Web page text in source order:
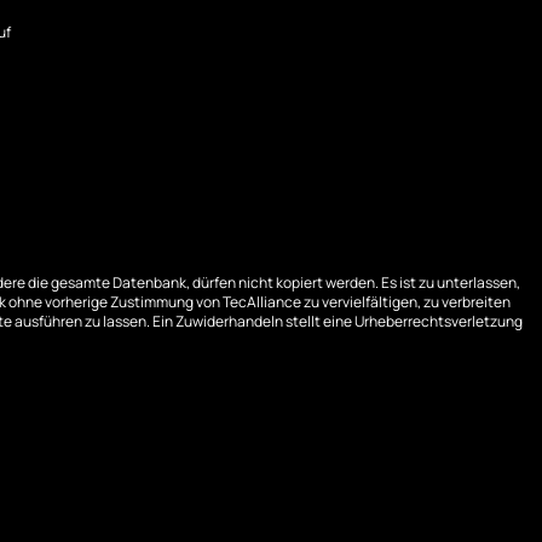
die gesamte Datenbank, dürfen nicht kopiert werden. Es ist zu unterlassen,
ohne vorherige Zustimmung von TecAlliance zu vervielfältigen, zu verbreiten
ausführen zu lassen. Ein Zuwiderhandeln stellt eine Urheberrechtsverletzung